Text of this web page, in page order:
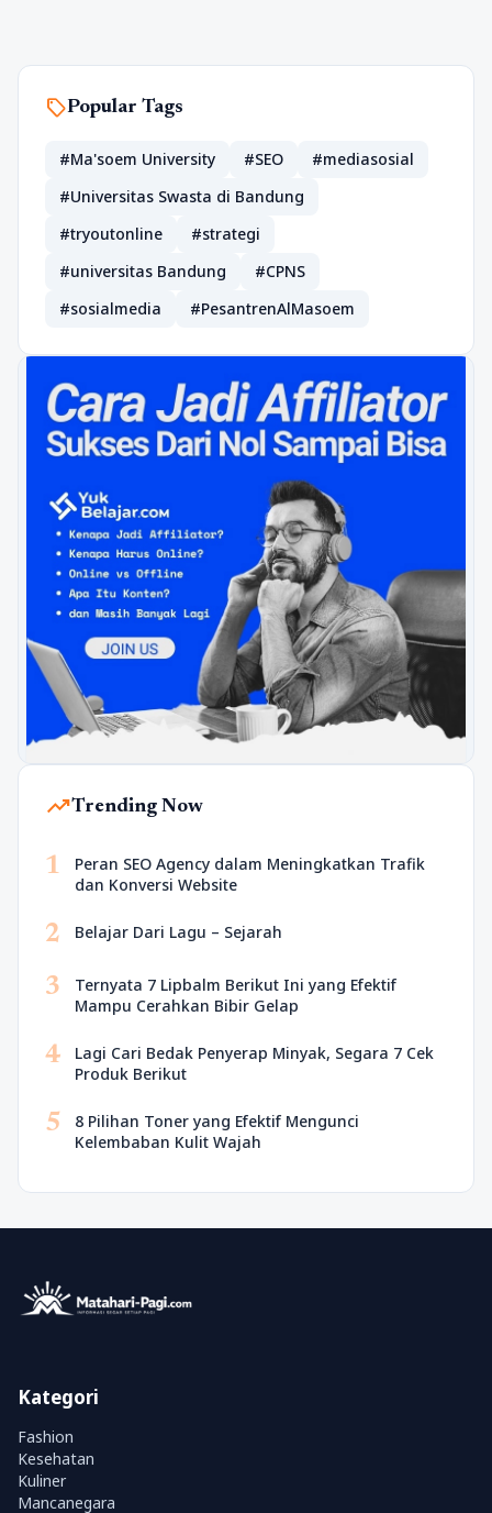
sellPopular Tags
#Ma'soem University #SEO
#mediasosial
#Universitas Swasta di Bandung
#tryoutonline
#strategi
#universitas Bandung
#CPNS
#sosialmedia
#PesantrenAlMasoem
trending_upTrending Now
1
Peran SEO Agency dalam Meningkatkan Trafik
dan Konversi Website
2 Belajar Dari Lagu – Sejarah
3
Ternyata 7 Lipbalm Berikut Ini yang Efektif
Mampu Cerahkan Bibir Gelap
4
Lagi Cari Bedak Penyerap Minyak, Segara 7 Cek
Produk Berikut
5
8 Pilihan Toner yang Efektif Mengunci
Kelembaban Kulit Wajah
Kategori
Fashion
Kesehatan
Kuliner
Mancanegara